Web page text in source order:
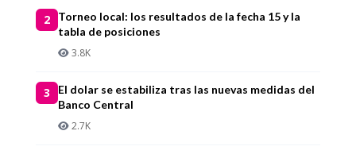
2
Torneo local: los resultados de la fecha 15 y la
tabla de posiciones
3.8K
3
El dolar se estabiliza tras las nuevas medidas del
Banco Central
2.7K